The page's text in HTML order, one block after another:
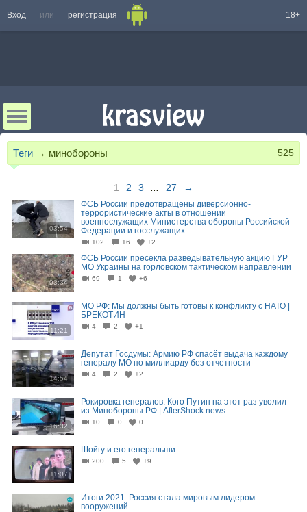
Вход или регистрация 18+
Теги → минобороны 525
1 2 3 27 →
03:54
ФСБ России предотвращены диверсионно-
террористические акты в отношении
военнослужащих Министерства обороны Российской
Федерации и госслужащих
102 16 +2
03:34
ФСБ России пресекла разведывательную акцию ГУР
МО Украины на горловском тактическом направлении
69 1 +6
11:21
МО РФ: Мы должны быть готовы к конфликту с НАТО |
БРЕКОТИН
4 2 +1
14:54
Депутат Госдумы: Армию РФ спасёт выдача каждому
генералу МО по миллиарду без отчетности
4 2 +2
16:32
Рокировка генералов: Кого Путин на этот раз уволил
из Минобороны РФ | AfterShock.news
10 0 0
11:07
Шойгу и его генеральши
200 5 +9
Итоги 2021. Россия стала мировым лидером
вооружений